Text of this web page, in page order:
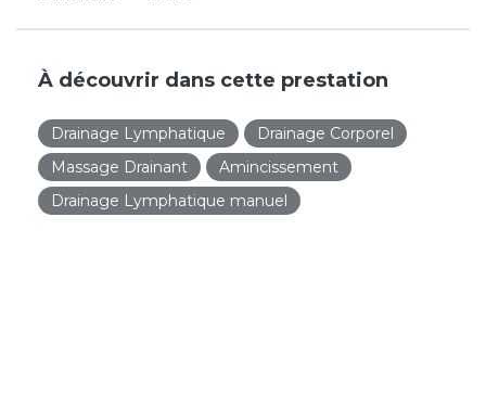
À découvrir dans cette prestation
Drainage Lymphatique
Drainage Corporel
Massage Drainant
Amincissement
Drainage Lymphatique manuel